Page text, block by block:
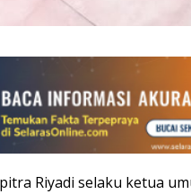
Riyadi selaku ketua